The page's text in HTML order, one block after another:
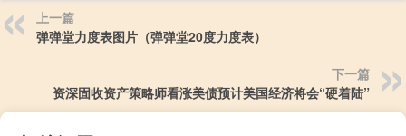
上一篇
弹弹堂力度表图片（弹弹堂20度力度表）
下一篇
资深固收资产策略师看涨美债预计美国经济将会“硬着陆”